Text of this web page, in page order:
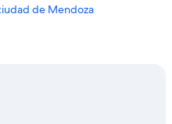
de Mendoza